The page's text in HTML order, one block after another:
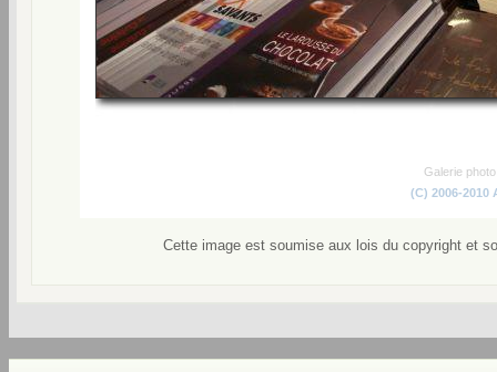
Galerie
(C) 2006-2010
Cette image est soumise aux lois du copyright et